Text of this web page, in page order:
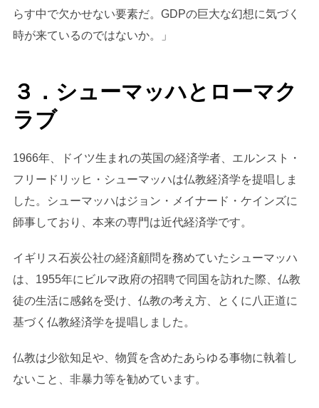
らす中で欠かせない要素だ。GDPの巨大な幻想に気づく
時が来ているのではないか。」
３．シューマッハとローマク
ラブ
1966年、ドイツ生まれの英国の経済学者、エルンスト・
フリードリッヒ・シューマッハは仏教経済学を提唱しま
した。シューマッハはジョン・メイナード・ケインズに
師事しており、本来の専門は近代経済学です。
イギリス石炭公社の経済顧問を務めていたシューマッハ
は、1955年にビルマ政府の招聘で同国を訪れた際、仏教
徒の生活に感銘を受け、仏教の考え方、とくに八正道に
基づく仏教経済学を提唱しました。
仏教は少欲知足や、物質を含めたあらゆる事物に執着し
ないこと、非暴力等を勧めています。